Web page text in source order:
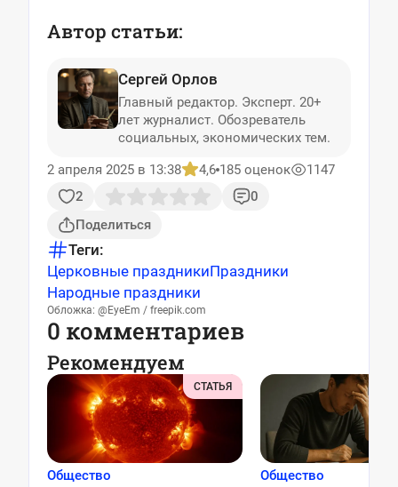
Автор статьи:
Сергей Орлов
Главный редактор. Эксперт. 20+
лет журналист. Обозреватель
социальных, экономических тем.
2 апреля 2025 в 13:38
4,6 185 оценок
1147
2
0
Поделиться
Теги:
Церковные праздникиПраздники
Народные праздники
Обложка: @EyeEm / freepik.com
0 комментариев
Рекомендуем
СТАТЬЯ
Общество Общество